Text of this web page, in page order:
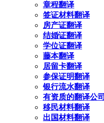
章程翻译
签证材料翻译
房产证翻译
结婚证翻译
学位证翻译
藤本翻译
居留卡翻译
参保证明翻译
银行流水翻译
有资质的翻译公司
移民材料翻译
出国材料翻译